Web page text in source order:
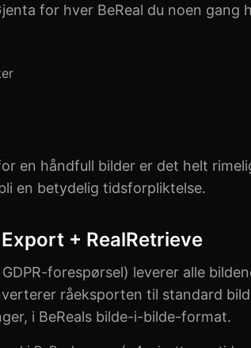
for hver BeReal du noen gang
en håndfull bilder er det helt
en betydelig tidsforpliktelse.
+ RealRetrieve
forespørsel) leverer alle
råeksporten til standard
i BeReals bilde-i-bilde-format.